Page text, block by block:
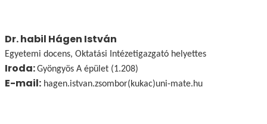
Dr. habil Hágen István
Egyetemi docens, Oktatási Intézetigazgató helyettes
Iroda:Gyöngyös A épület (1.208)
E-mail: hagen.istvan.zsombor(kukac)uni-mate.hu